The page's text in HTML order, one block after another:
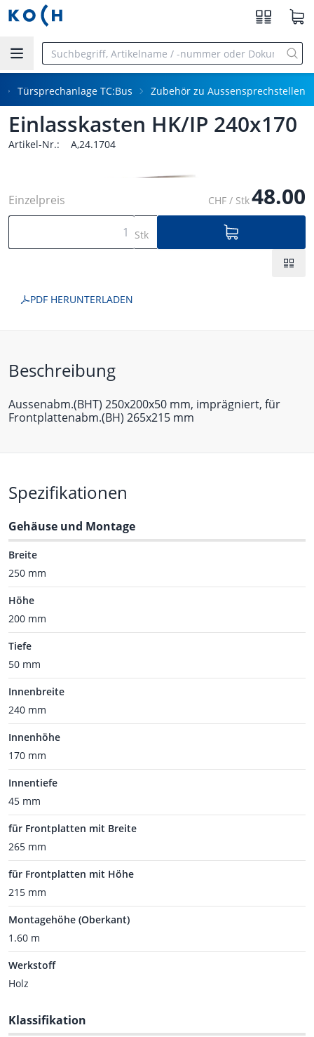
Zum Hauptinhalt springen
Türsprechanlage TC:Bus Zubehör zu Aussensprechstellen
Einlasskasten HK/IP 240x170
Artikel-Nr.: A,24.1704
Einzelpreis CHF / Stk48.00
Stk
PDF HERUNTERLADEN
Beschreibung
Aussenabm.(BHT) 250x200x50 mm, imprägniert, für
Frontplattenabm.(BH) 265x215 mm
Spezifikationen
Gehäuse und Montage
Breite
250 mm
Höhe
200 mm
Tiefe
50 mm
Innenbreite
240 mm
Innenhöhe
170 mm
Innentiefe
45 mm
für Frontplatten mit Breite
265 mm
für Frontplatten mit Höhe
215 mm
Montagehöhe (Oberkant)
1.60 m
Werkstoff
Holz
Klassifikation